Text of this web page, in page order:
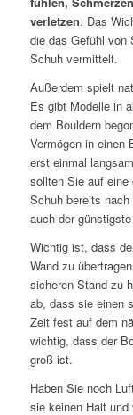
verletzen. Das
die das Gefühl von
Schuh vermittelt.
Außerdem spielt
Es gibt Modelle in
dem Bouldern
Vermögen in einen
erst einmal
sollten Sie auf eine
Schuh bereits
auch der
Wichtig ist, dass
Wand zu
sicheren Stand zu
ab, dass sie einen
Zeit fest auf dem
wichtig, dass der
groß ist.
Haben Sie noch
sie keinen Halt